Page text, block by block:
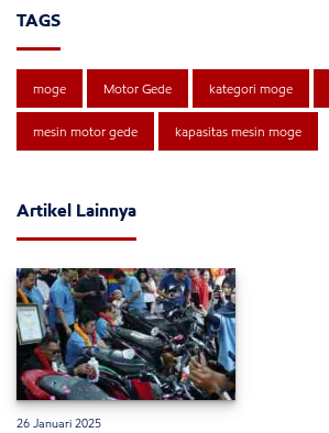
TAGS
moge Motor Gede kategori moge
mesin motor gede kapasitas mesin moge
Artikel Lainnya
26 Januari 2025